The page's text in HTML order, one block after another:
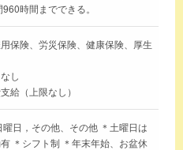
時間までできる。
保険、労災保険、健康保険、厚生
し
給（上限なし）
日，その他、その他 ＊土曜日は
＊シフト制 ＊年末年始、お盆休